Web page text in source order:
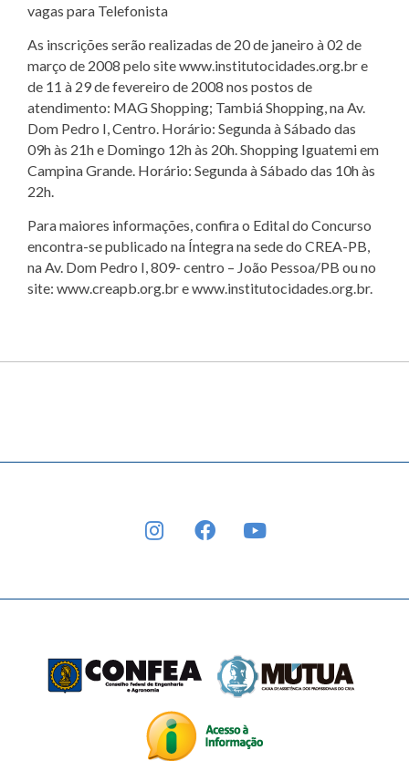
vagas para Telefonista
As inscrições serão realizadas de 20 de janeiro à 02 de
março de 2008 pelo site www.institutocidades.org.br e
de 11 à 29 de fevereiro de 2008 nos postos de
atendimento: MAG Shopping; Tambiá Shopping, na Av.
Dom Pedro I, Centro. Horário: Segunda à Sábado das
09h às 21h e Domingo 12h às 20h. Shopping Iguatemi em
Campina Grande. Horário: Segunda à Sábado das 10h às
22h.
Para maiores informações, confira o Edital do Concurso
encontra-se publicado na Íntegra na sede do CREA-PB,
na Av. Dom Pedro I, 809- centro – João Pessoa/PB ou no
site: www.creapb.org.br e www.institutocidades.org.br.
INSTAGRAMFACEBOOK